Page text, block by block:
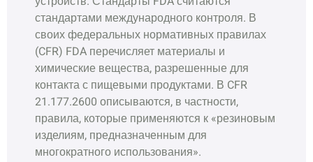
стандартами международного контроля. В
своих федеральных нормативных правилах
(CFR) FDA перечисляет материалы и
химические вещества, разрешенные для
контакта с пищевыми продуктами. В CFR
21.177.2600 описываются, в частности,
правила, которые применяются к «резиновым
изделиям, предназначенным для
многократного использования».